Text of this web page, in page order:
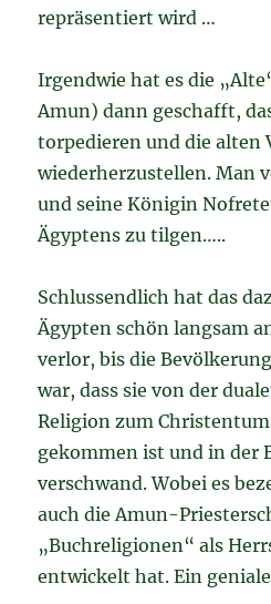
repräsentiert wird …
Irgendwie hat es die
Amun) dann geschafft,
torpedieren und die alten
wiederherzustellen. Man
und seine Königin
Ägyptens zu tilgen…..
Schlussendlich hat das
Ägypten schön langsam
verlor, bis die
war, dass sie von der
Religion zum
gekommen ist und in der
verschwand. Wobei es
auch die Amun-
„Buchreligionen“ als
entwickelt hat. Ein